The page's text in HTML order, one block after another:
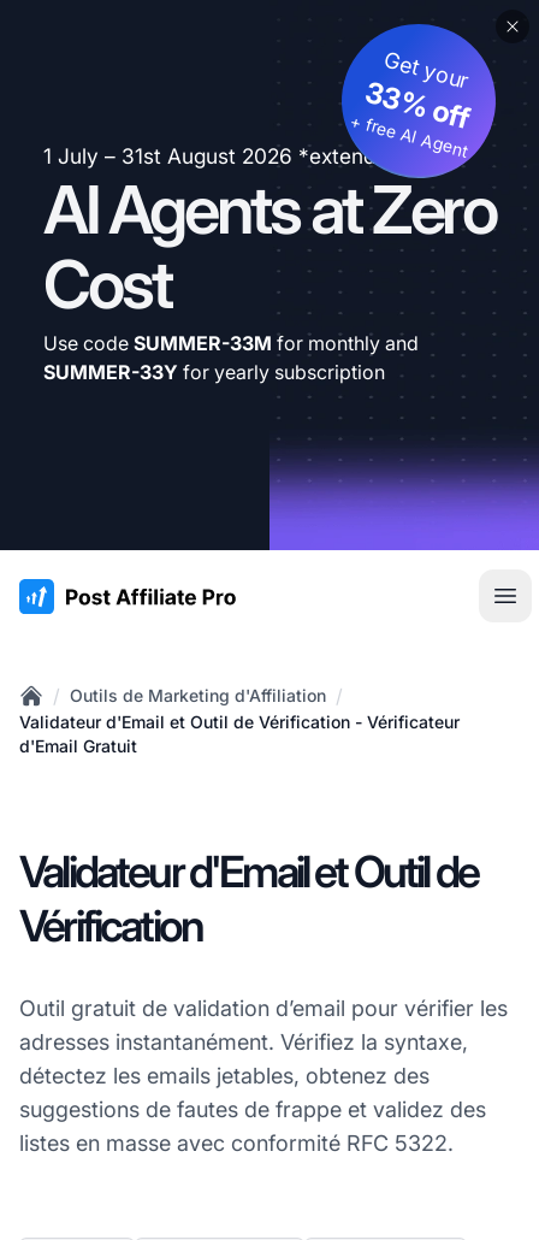
1 July – 31st August 2026 *extended
AI Agents at Zero
Cost
Get your
33% off
+ free AI Agent
Use code SUMMER-33M for monthly and
SUMMER-33Y for yearly subscription
:site.title
Home
/ Outils de Marketing d'Affiliation /
Validateur d'Email et Outil de Vérification - Vérificateur
d'Email Gratuit
Validateur d'Email et Outil de
Vérification
Outil gratuit de validation d’email pour vérifier les
adresses instantanément. Vérifiez la syntaxe,
détectez les emails jetables, obtenez des
suggestions de fautes de frappe et validez des
listes en masse avec conformité RFC 5322.